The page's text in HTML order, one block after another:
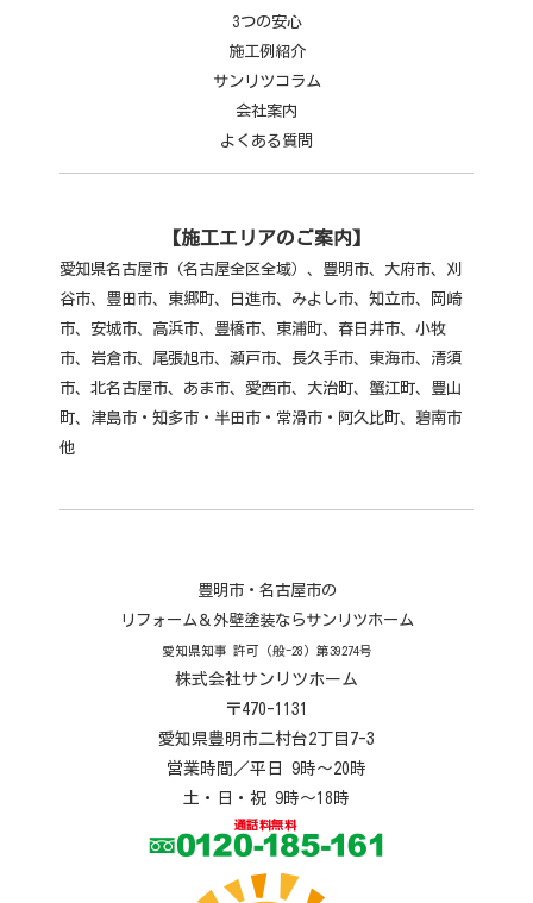
3つの安心
施工例紹介
サンリツコラム
会社案内
よくある質問
【施工エリアのご案内】
愛知県名古屋市（名古屋全区全域）、豊明市、大府市、刈
谷市、豊田市、東郷町、日進市、みよし市、知立市、岡崎
市、安城市、高浜市、豊橋市、東浦町、春日井市、小牧
市、 岩倉市、尾張旭市、瀬戸市、長久手市、東海市、清須
市、北名古屋市、あま市、愛西市、大治町、蟹江町、豊山
町、津島市・知多市・半田市・常滑市・阿久比町、碧南市
他
豊明市・名古屋市の
リフォーム＆外壁塗装ならサンリツホーム
愛知県知事 許可 (般-28) 第39274号
株式会社サンリツホーム
〒470-1131
愛知県豊明市二村台2丁目7-3
営業時間／平日 9時～20時
土・日・祝 9時～18時